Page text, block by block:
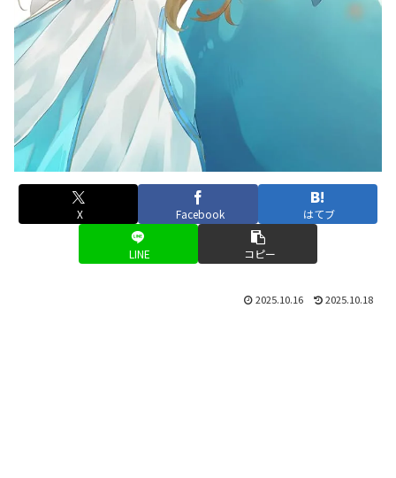
X Facebook はてブ
LINE コピー
2025.10.16 2025.10.18